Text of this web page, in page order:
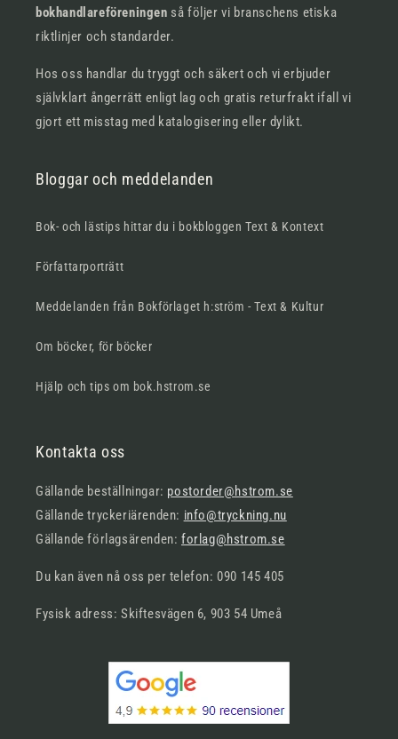
bokhandlareföreningen så följer vi branschens etiska
riktlinjer och standarder.
Hos oss handlar du tryggt och säkert och vi erbjuder
självklart ångerrätt enligt lag och gratis returfrakt ifall vi
gjort ett misstag med katalogisering eller dylikt.
Bloggar och meddelanden
Bok- och lästips hittar du i bokbloggen Text & Kontext
Författarporträtt
Meddelanden från Bokförlaget h:ström - Text & Kultur
Om böcker, för böcker
Hjälp och tips om bok.hstrom.se
Kontakta oss
Gällande beställningar: postorder@hstrom.se
Gällande tryckeriärenden: info@tryckning.nu
Gällande förlagsärenden:forlag@hstrom.se
Du kan även nå oss per telefon: 090 145 405
Fysisk adress: Skiftesvägen 6, 903 54 Umeå